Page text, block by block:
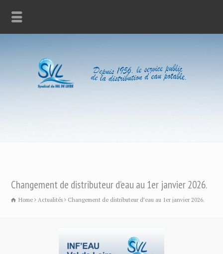
Changement de distributeur d’eau au 1er janvier 2026.
Home Actualités Changement de distributeur d’eau au 1er janvier 2026.